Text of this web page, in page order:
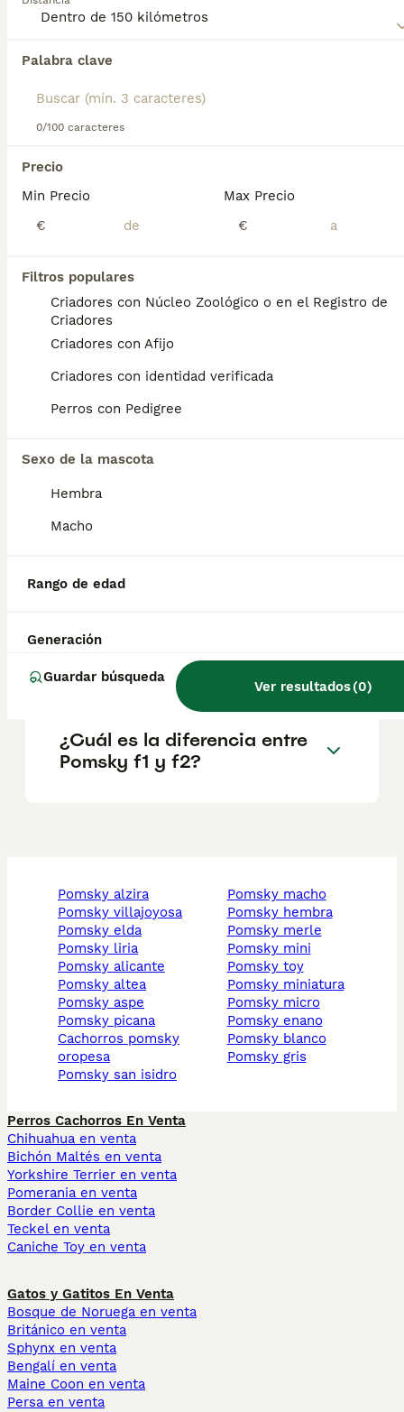
Palabra clave
0/100 caracteres
Precio
Min Precio
€
Max Precio
€
Filtros populares
Criadores con Núcleo Zoológico o en el Registro de
Criadores
Criadores con Afijo
Criadores con identidad verificada
Perros con Pedigree
Sexo de la mascota
Hembra
Macho
Rango de edad
Generación
Guardar búsqueda
Ver resultados(0)
Lee nuestra página de consejos de compra de
Encontramos 0 Pomsky Cachorros en venta
Si deseas exactamente esta búsqueda guarda tu
búsqueda y espera el resultado perfecto:
Preguntas frecuentes
¿Cuánto cuesta un cachorro
de Pomsky?
El coste medio de un cachorro de Pomsky
en España es de aproximadamente 853€,
aunque los precios pueden variar según
factores como el pedigrí, la reputación del
¿Qué tamaño tiene un
¿Es difícil entrenar a un
¿Qué cruce es un Pomsky?
¿Cuál es la diferencia entre
Pomsky f1 y f2?
pomsky alzira
pomsky villajoyosa
pomsky elda
pomsky liria
pomsky alicante
pomsky altea
pomsky aspe
pomsky picana
cachorros pomsky
oropesa
pomsky san isidro
pomsky macho
pomsky hembra
pomsky merle
pomsky mini
pomsky toy
pomsky miniatura
pomsky micro
pomsky enano
pomsky blanco
pomsky gris
Perros Cachorros En Venta
Chihuahua en venta
Bichón Maltés en venta
Yorkshire Terrier en venta
Pomerania en venta
Border Collie en venta
Teckel en venta
Caniche Toy en venta
Gatos y Gatitos En Venta
Bosque de Noruega en venta
Británico en venta
Sphynx en venta
Bengalí en venta
Maine Coon en venta
Persa en venta